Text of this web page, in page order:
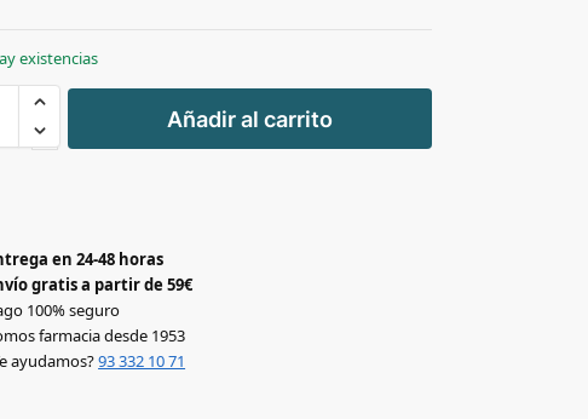
existencias
+
-
Añadir al carrito
en 24-48 horas
gratis a partir de 59€
100% seguro
farmacia desde 1953
ayudamos?93 332 10 71